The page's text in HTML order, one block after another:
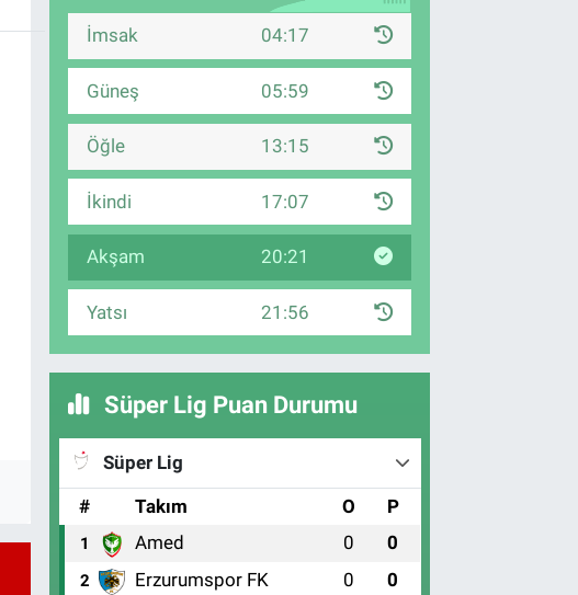
İmsak 04:17
Güneş 05:59
Öğle 13:15
İkindi 17:07
Akşam 20:21
Yatsı 21:56
Süper Lig Puan Durumu
Süper Lig
#
Takım O P
1 Amed 0 0
2 Erzurumspor FK 0 0